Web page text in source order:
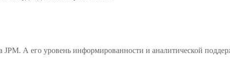
А его уровень информированности и аналитической